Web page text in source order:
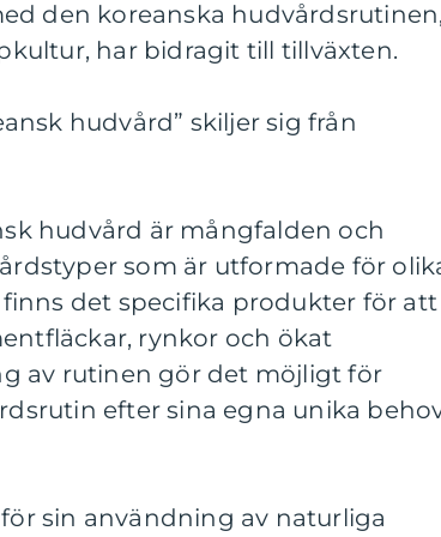
den koreanska hudvårdsrutinen,
har bidragit till tillväxten.
hudvård” skiljer sig från
hudvård är mångfalden och
som är utformade för
det specifika produkter för att
rynkor och ökat
av rutinen gör det möjligt för
efter sina egna unika
sin användning av naturliga